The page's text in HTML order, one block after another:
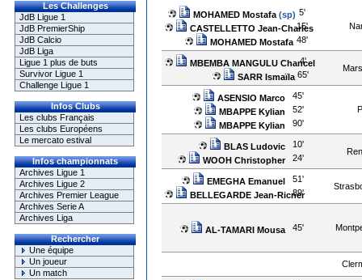
Les Challenges
JdB Ligue 1
JdB PremierShip
JdB Calcio
JdB Liga
Ligue 1 plus de buts
Survivor Ligue 1
Challenge Ligue 1
Infos Clubs
Les clubs Français
Les clubs Européens
Le mercato estival
Infos championnats
Archives Ligue 1
Archives Ligue 2
Archives Premier League
Archives Serie A
Archives Liga
Rechercher
Une équipe
Un joueur
Un match
MOHAMED Mostafa(sp) 5'
CASTELLETTO Jean-Charles
15'
MOHAMED Mostafa 48'
MBEMBA MANGULU Chancel
4'
SARR Ismaïla 65'
ASENSIO Marco
45'
MBAPPE Kylian
52'
MBAPPE Kylian
90'
BLAS Ludovic
10'
WOOH Christopher
24'
EMEGHA Emanuel
51'
BELLEGARDE Jean-Ricner
89'
AL-TAMARI Mousa 45'